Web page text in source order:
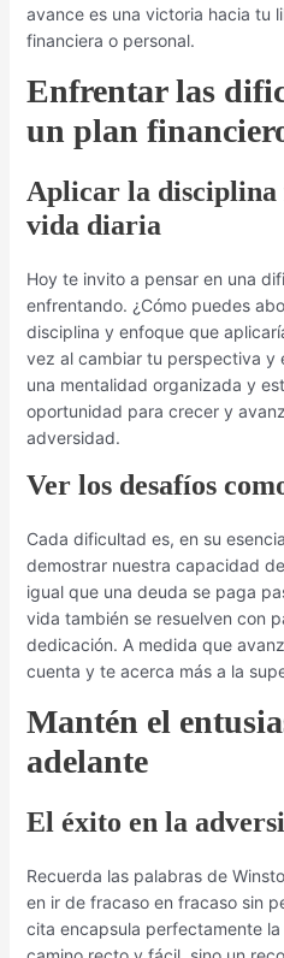
avance es una victoria hacia tu
financiera o personal.
Enfrentar las
un plan
Aplicar la disciplina
vida diaria
Hoy te invito a pensar en una
enfrentando. ¿Cómo puedes
disciplina y enfoque que
vez al cambiar tu perspectiva y
una mentalidad organizada y
oportunidad para crecer y
adversidad.
Ver los desafíos
Cada dificultad es, en su
demostrar nuestra capacidad
igual que una deuda se paga
vida también se resuelven con
dedicación. A medida que
cuenta y te acerca más a la
Mantén el
adelante
El éxito en la
Recuerda las palabras de
en ir de fracaso en fracaso sin
cita encapsula perfectamente